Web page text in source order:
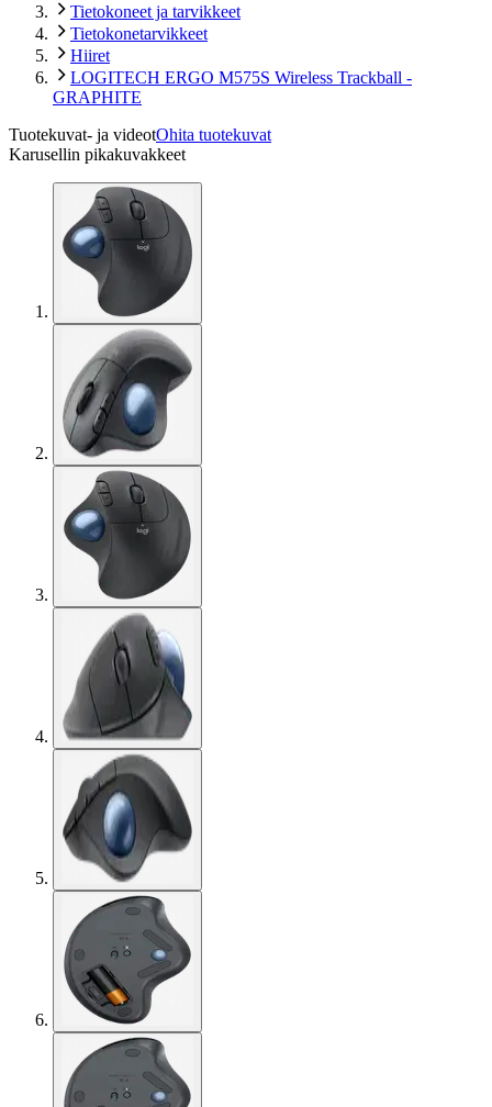
Tietokoneet ja tarvikkeet
Tietokonetarvikkeet
Hiiret
LOGITECH ERGO M575S Wireless Trackball -
GRAPHITE
Tuotekuvat- ja videotOhita tuotekuvat
Karusellin pikakuvakkeet